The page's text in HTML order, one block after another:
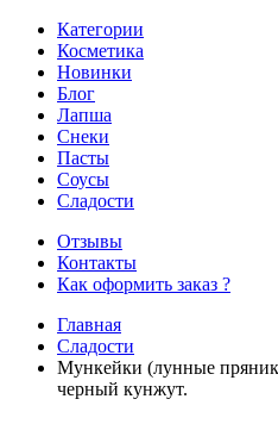
Категории
Косметика
Новинки
Блог
Лапша
Снеки
Пасты
Соусы
Сладости
Отзывы
Контакты
Как оформить заказ ?
Главная
Сладости
Мункейки (лунные
черный кунжут.